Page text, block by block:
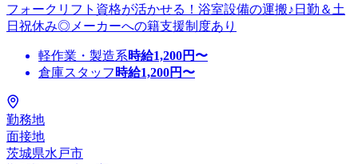
フォークリフト資格が活かせる！浴室設備の運搬♪日勤＆土
日祝休み◎メーカーへの籍支援制度あり
軽作業・製造系時給1,200円〜
倉庫スタッフ 時給1,200円〜
勤務地
面接地
茨城県水戸市